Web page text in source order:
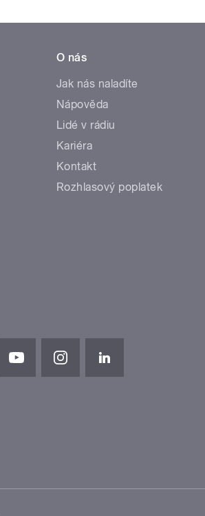
O nás
Jak nás naladíte
Nápověda
Lidé v rádiu
Kariéra
Kontakt
Rozhlasový poplatek